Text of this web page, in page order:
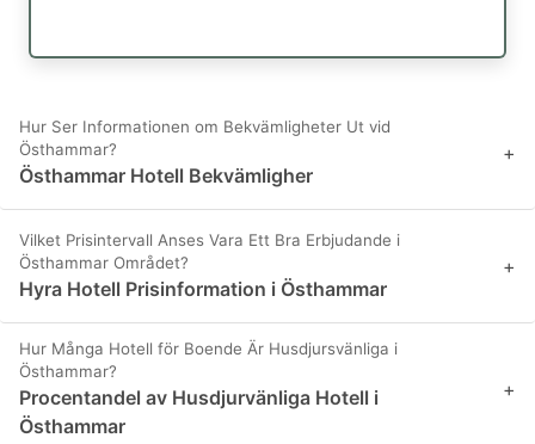
Hur Ser Informationen om Bekvämligheter Ut vid
Östhammar?
Östhammar Hotell Bekvämligher
+
Vilket Prisintervall Anses Vara Ett Bra Erbjudande i
Östhammar Området?
Hyra Hotell Prisinformation i Östhammar
+
Hur Många Hotell för Boende Är Husdjursvänliga i
Östhammar?
Procentandel av Husdjurvänliga Hotell i
Östhammar
+